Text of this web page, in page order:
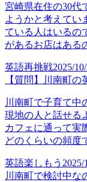
宮崎県在住の30代
ようかと考えてい
ている人はいるの
があるお店はある
英語再挑戦2025/
【質問】川南町
川南町で子育て中
現地の人と話せる
カフェに通って実
どのくらいの頻度
英語楽しもう 2025/
川南町で検討中な